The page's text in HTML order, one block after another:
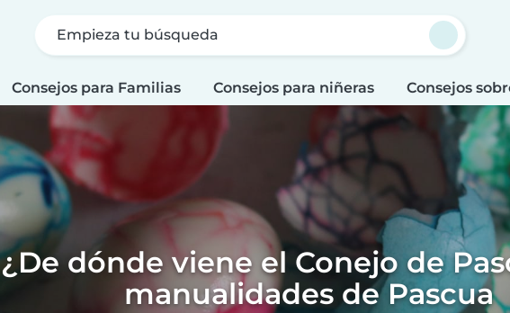
Empieza tu búsqueda
Consejos para Familias Consejos para niñeras Consejos
¿De dónde viene el Conejo de
manualidades de Pascua